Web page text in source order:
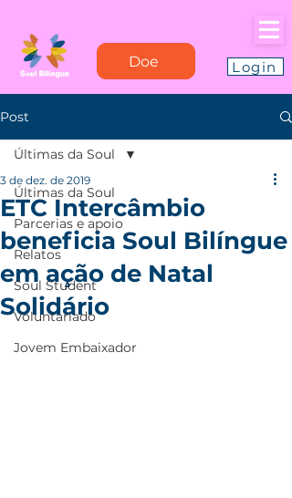
Doe Login
Post
Últimas da Soul
Parcerias e apoio
Relatos
Soul Student
Voluntariado
Jovem Embaixador
Últimas da Soul
ETC Intercâmbio
beneficia Soul Bilíngue
em ação de Natal
Solidário
3 de dez. de 2019